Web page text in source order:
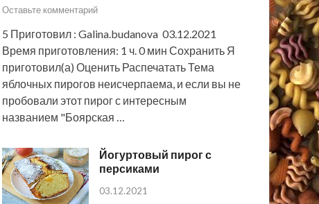
Оставьте комментарий
5 Приготовил : Galina.budanova 03.12.2021
Время приготовления: 1 ч. 0 мин Сохранить Я
приготовил(а) Оценить Распечатать Тема
яблочных пирогов неисчерпаема, и если вы не
пробовали этот пирог с интересным
названием "Боярская …
Йогуртовый пирог с
персиками
03.12.2021